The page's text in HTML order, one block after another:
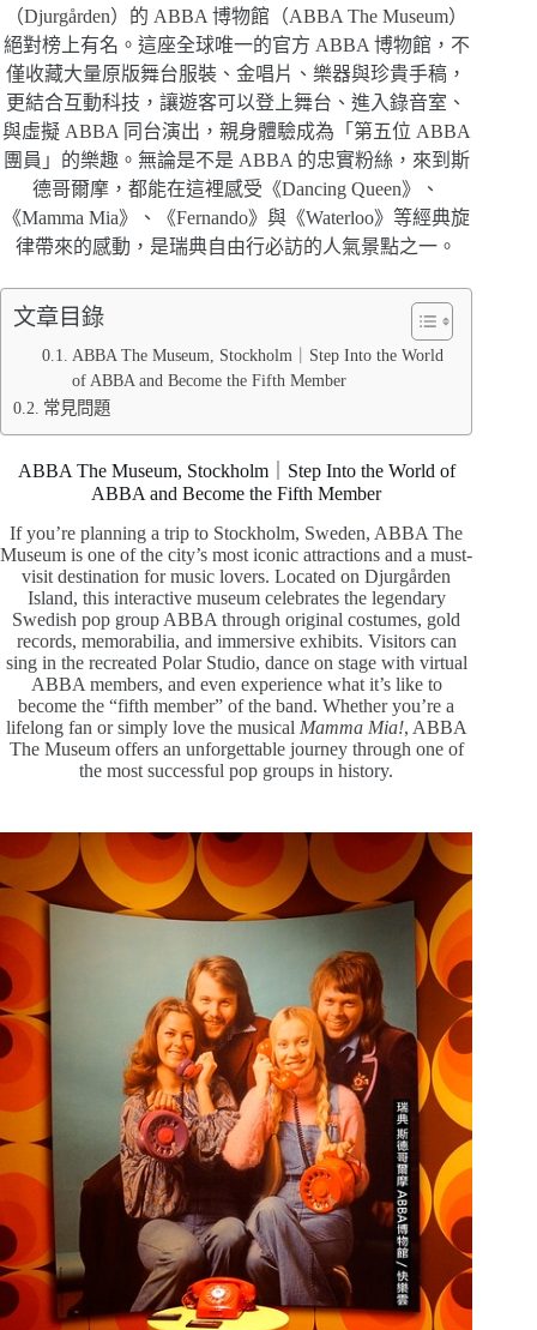
（Djurgården）的 ABBA 博物館（ABBA The Museum）
絕對榜上有名。這座全球唯一的官方 ABBA 博物館，不
僅收藏大量原版舞台服裝、金唱片、樂器與珍貴手稿，
更結合互動科技，讓遊客可以登上舞台、進入錄音室、
與虛擬 ABBA 同台演出，親身體驗成為「第五位 ABBA
團員」的樂趣。無論是不是 ABBA 的忠實粉絲，來到斯
德哥爾摩，都能在這裡感受《Dancing Queen》、
《Mamma Mia》、《Fernando》與《Waterloo》等經典旋
律帶來的感動，是瑞典自由行必訪的人氣景點之一。
文章目錄
ABBA The Museum, Stockholm｜Step Into the World
of ABBA and Become the Fifth Member
常見問題
ABBA The Museum, Stockholm｜Step Into the World of
ABBA and Become the Fifth Member
If you’re planning a trip to Stockholm, Sweden, ABBA The
Museum is one of the city’s most iconic attractions and a must-
visit destination for music lovers. Located on Djurgården
Island, this interactive museum celebrates the legendary
Swedish pop group ABBA through original costumes, gold
records, memorabilia, and immersive exhibits. Visitors can
sing in the recreated Polar Studio, dance on stage with virtual
ABBA members, and even experience what it’s like to
become the “fifth member” of the band. Whether you’re a
lifelong fan or simply love the musical Mamma Mia!, ABBA
The Museum offers an unforgettable journey through one of
the most successful pop groups in history.